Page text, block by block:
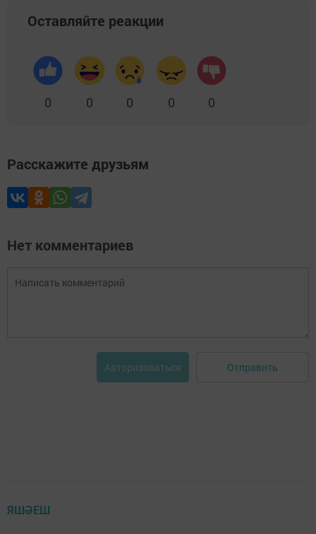
Оставляйте реакции
0 0 0 0 0
Расскажите друзьям
Нет комментариев
Авторизоваться Отправить
ЯШӘЕШ